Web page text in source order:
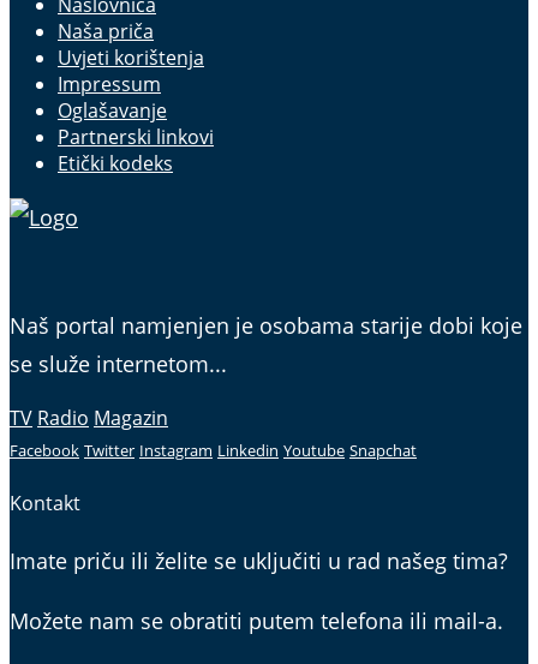
Naslovnica
Naša priča
Uvjeti korištenja
Impressum
Oglašavanje
Partnerski linkovi
Etički kodeks
Naš portal namjenjen je osobama starije dobi koje
se služe internetom...
TV Radio Magazin
Facebook Twitter Instagram Linkedin Youtube Snapchat
Kontakt
Imate priču ili želite se uključiti u rad našeg tima?
Možete nam se obratiti putem telefona ili mail-a.